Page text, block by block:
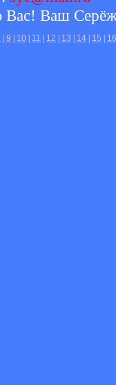
Вас! Ваш
| 9 | 10 | 11 | 12 | 13 | 14 | 15 | 16